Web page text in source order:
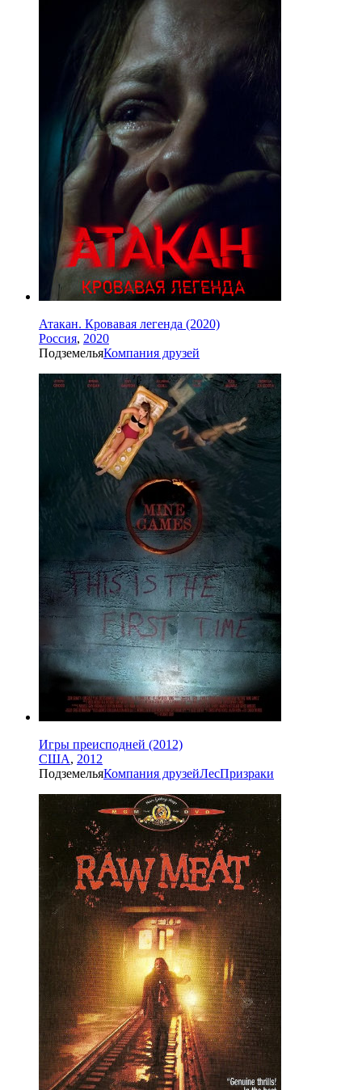
Атакан. Кровавая легенда (2020)
Россия, 2020
ПодземельяКомпания друзей
Игры преисподней (2012)
США, 2012
ПодземельяКомпания друзейЛесПризраки